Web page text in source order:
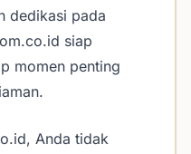
dedikasi pada
siap
momen penting
Anda tidak